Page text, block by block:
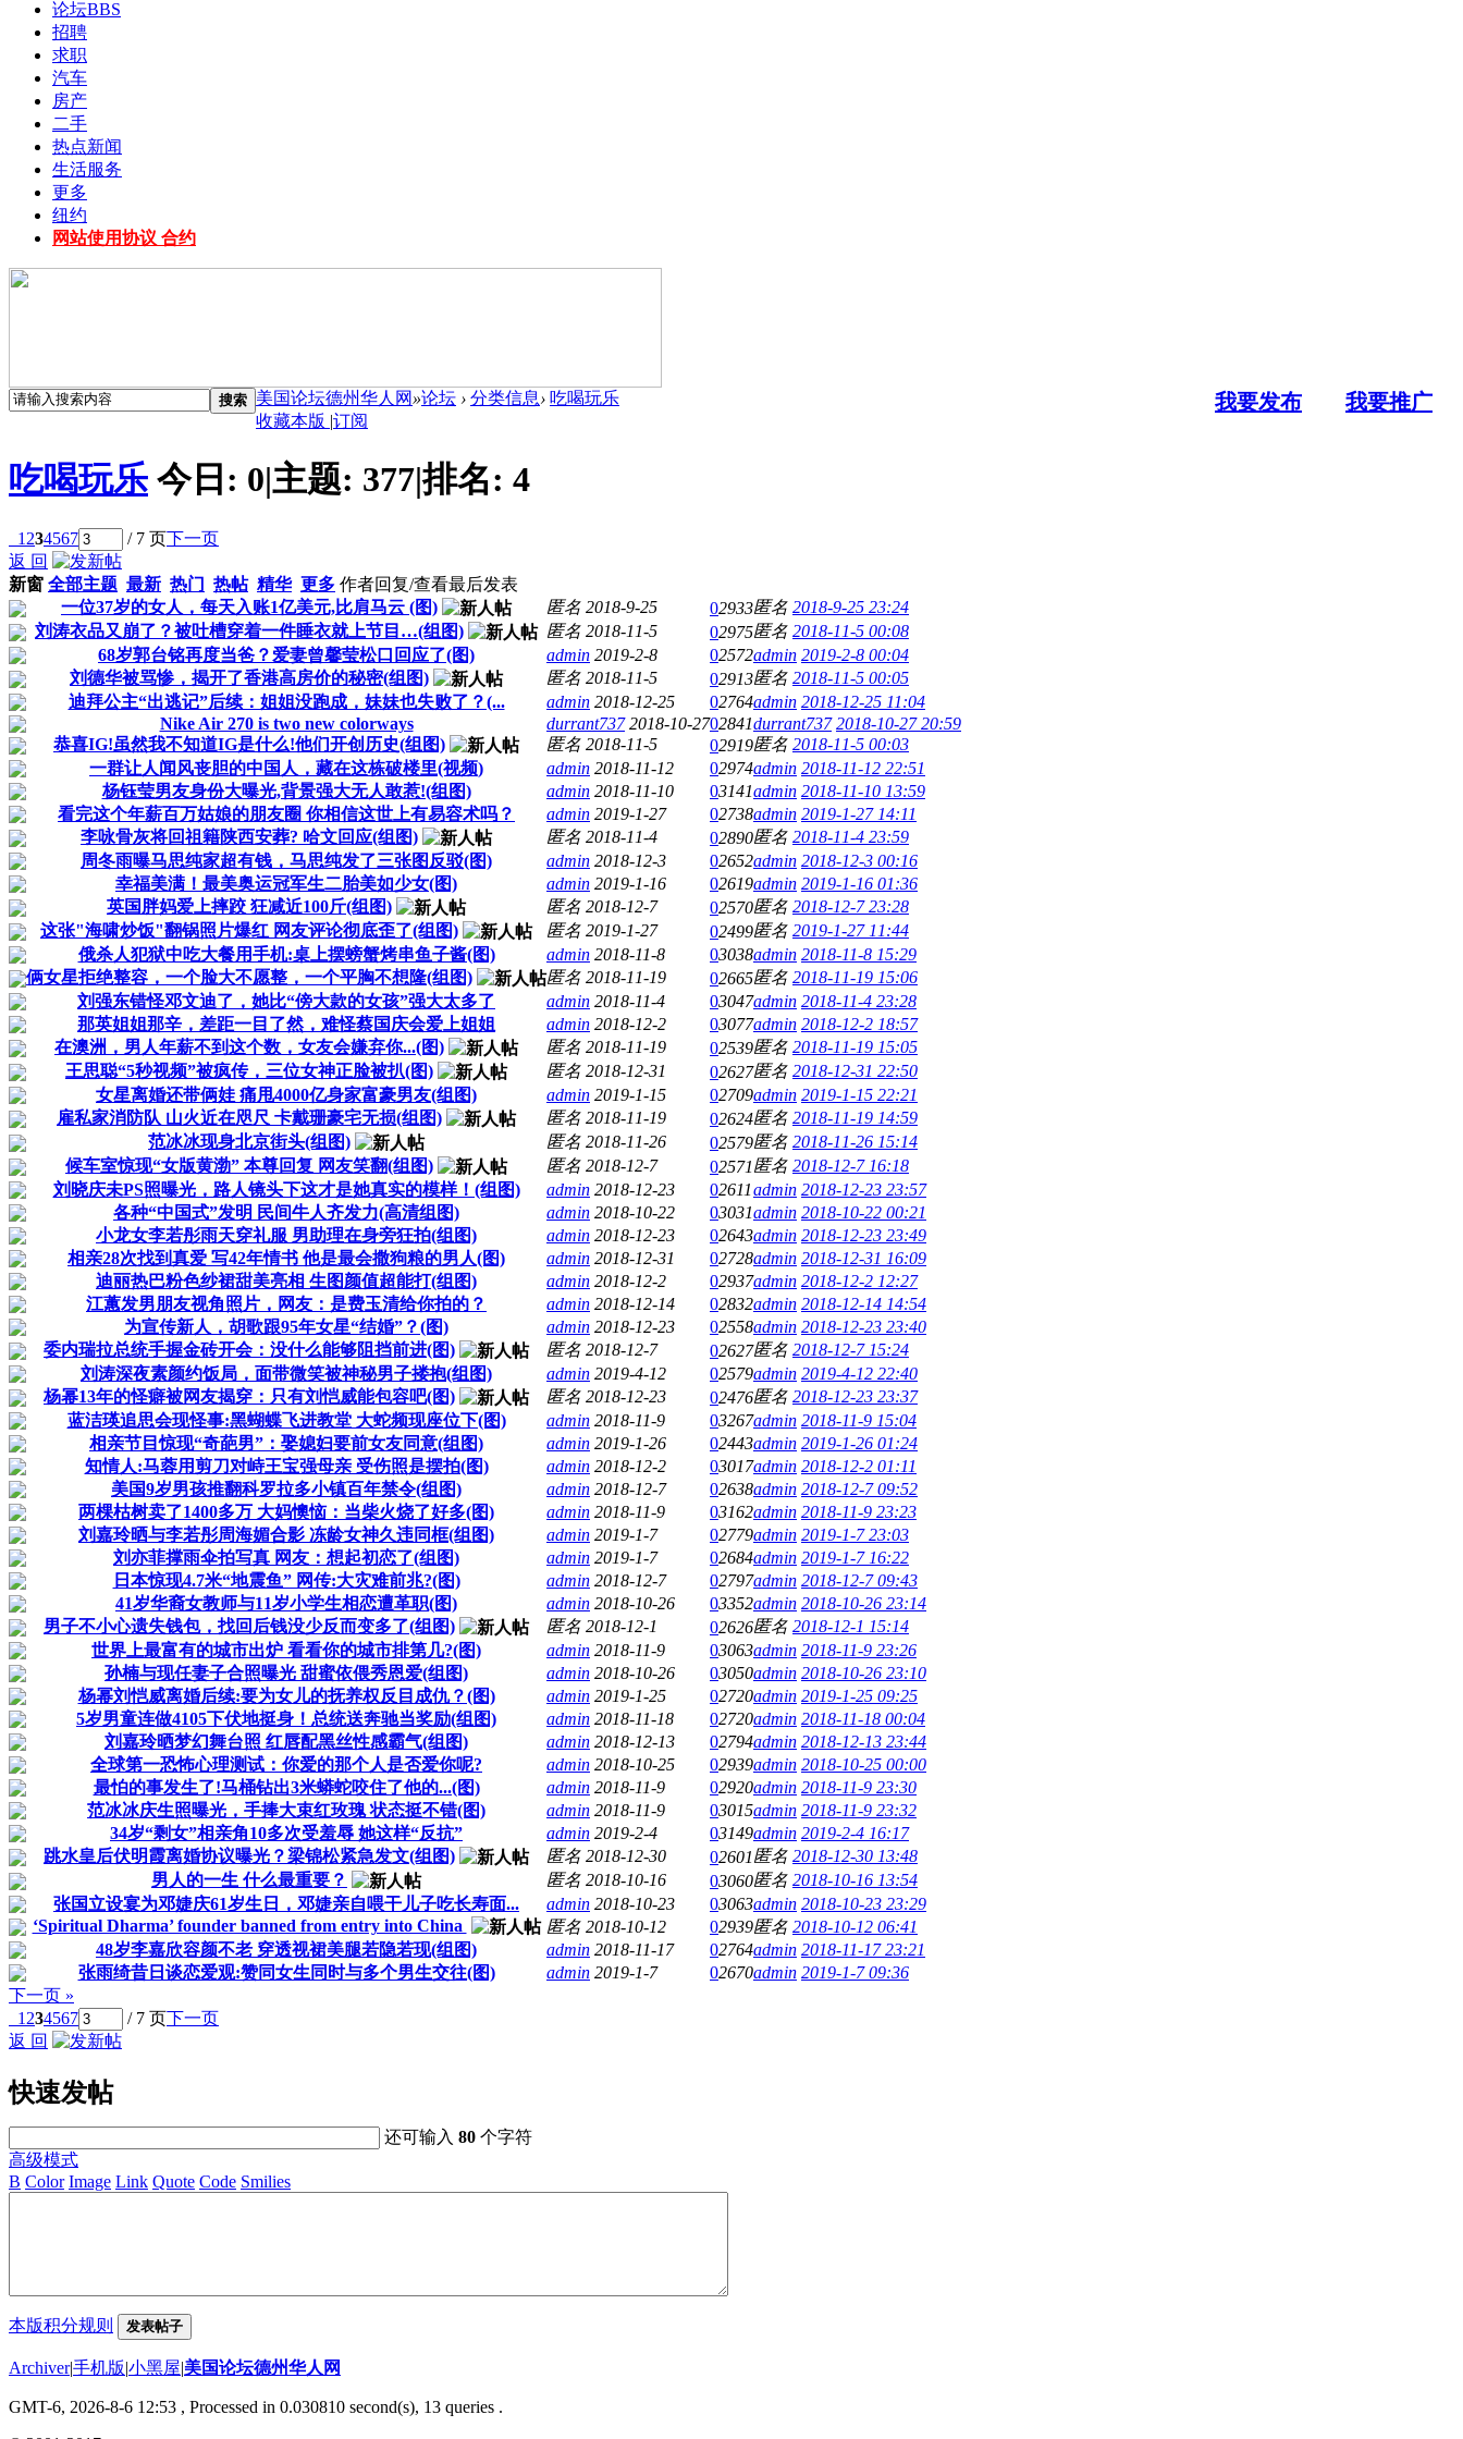
论坛BBS
招聘
求职
汽车
房产
二手
热点新闻
生活服务
更多
纽约
网站使用协议 合约
搜索 我要发布 我要推广
美国论坛德州华人网 »论坛 › 分类信息› 吃喝玩乐
收藏本版 |订阅
吃喝玩乐 今日: 0|主题: 377|排名: 4
1 234567 / 7 页下一页
返 回
新窗 全部主题 最新 热门 热帖 精华 更多 作者回复/查看最后发表
一位37岁的女人，每天入账1亿美元,比肩马云 (图)
匿名 2018-9-25 02933匿名 2018-9-25 23:24
刘涛衣品又崩了？被吐槽穿着一件睡衣就上节目…(组图)
匿名 2018-11-5 02975匿名 2018-11-5 00:08
68岁郭台铭再度当爸？爱妻曾馨莹松口回应了(图)
admin 2019-2-8 02572admin 2019-2-8 00:04
刘德华被骂惨，揭开了香港高房价的秘密(组图)
匿名 2018-11-5 02913匿名 2018-11-5 00:05
迪拜公主“出逃记”后续：姐姐没跑成，妹妹也失败了？(...
admin 2018-12-25 02764admin 2018-12-25 11:04
Nike Air 270 is two new colorways
durrant737 2018-10-2702841durrant737 2018-10-27 20:59
恭喜IG!虽然我不知道IG是什么!他们开创历史(组图)
匿名 2018-11-5 02919匿名 2018-11-5 00:03
一群让人闻风丧胆的中国人，藏在这栋破楼里(视频)
admin 2018-11-12 02974admin 2018-11-12 22:51
杨钰莹男友身份大曝光,背景强大无人敢惹!(组图)
admin 2018-11-10 03141admin 2018-11-10 13:59
看完这个年薪百万姑娘的朋友圈 你相信这世上有易容术吗？
admin 2019-1-27 02738admin 2019-1-27 14:11
李咏骨灰将回祖籍陕西安葬? 哈文回应(组图)
匿名 2018-11-4 02890匿名 2018-11-4 23:59
周冬雨曝马思纯家超有钱，马思纯发了三张图反驳(图)
admin 2018-12-3 02652admin 2018-12-3 00:16
幸福美满！最美奥运冠军生二胎美如少女(图)
admin 2019-1-16 02619admin 2019-1-16 01:36
英国胖妈爱上摔跤 狂减近100斤(组图)
匿名 2018-12-7 02570匿名 2018-12-7 23:28
这张"海啸炒饭"翻锅照片爆红 网友评论彻底歪了(组图)
匿名 2019-1-27 02499匿名 2019-1-27 11:44
俄杀人犯狱中吃大餐用手机:桌上摆螃蟹烤串鱼子酱(图)
admin 2018-11-8 03038admin 2018-11-8 15:29
俩女星拒绝整容，一个脸大不愿整，一个平胸不想隆(组图)
匿名 2018-11-19 02665匿名 2018-11-19 15:06
刘强东错怪邓文迪了，她比“傍大款的女孩”强大太多了
admin 2018-11-4 03047admin 2018-11-4 23:28
那英姐姐那辛，差距一目了然，难怪蔡国庆会爱上姐姐
admin 2018-12-2 03077admin 2018-12-2 18:57
在澳洲，男人年薪不到这个数，女友会嫌弃你...(图)
匿名 2018-11-19 02539匿名 2018-11-19 15:05
王思聪“5秒视频”被疯传，三位女神正脸被扒(图)
匿名 2018-12-31 02627匿名 2018-12-31 22:50
女星离婚还带俩娃 痛甩4000亿身家富豪男友(组图)
admin 2019-1-15 02709admin 2019-1-15 22:21
雇私家消防队 山火近在咫尺 卡戴珊豪宅无损(组图)
匿名 2018-11-19 02624匿名 2018-11-19 14:59
范冰冰现身北京街头(组图)
匿名 2018-11-26 02579匿名 2018-11-26 15:14
候车室惊现“女版黄渤” 本尊回复 网友笑翻(组图)
匿名 2018-12-7 02571匿名 2018-12-7 16:18
刘晓庆未PS照曝光，路人镜头下这才是她真实的模样！(组图)
admin 2018-12-23 02611admin 2018-12-23 23:57
各种“中国式”发明 民间牛人齐发力(高清组图)
admin 2018-10-22 03031admin 2018-10-22 00:21
小龙女李若彤雨天穿礼服 男助理在身旁狂拍(组图)
admin 2018-12-23 02643admin 2018-12-23 23:49
相亲28次找到真爱 写42年情书 他是最会撒狗粮的男人(图)
admin 2018-12-31 02728admin 2018-12-31 16:09
迪丽热巴粉色纱裙甜美亮相 生图颜值超能打(组图)
admin 2018-12-2 02937admin 2018-12-2 12:27
江蕙发男朋友视角照片，网友：是费玉清给你拍的？
admin 2018-12-14 02832admin 2018-12-14 14:54
为宣传新人，胡歌跟95年女星“结婚”？(图)
admin 2018-12-23 02558admin 2018-12-23 23:40
委内瑞拉总统手握金砖开会：没什么能够阻挡前进(图)
匿名 2018-12-7 02627匿名 2018-12-7 15:24
刘涛深夜素颜约饭局，面带微笑被神秘男子搂抱(组图)
admin 2019-4-12 02579admin 2019-4-12 22:40
杨幂13年的怪癖被网友揭穿：只有刘恺威能包容吧(图)
匿名 2018-12-23 02476匿名 2018-12-23 23:37
蓝洁瑛追思会现怪事:黑蝴蝶飞进教堂 大蛇频现座位下(图)
admin 2018-11-9 03267admin 2018-11-9 15:04
相亲节目惊现“奇葩男”：娶媳妇要前女友同意(组图)
admin 2019-1-26 02443admin 2019-1-26 01:24
知情人:马蓉用剪刀对峙王宝强母亲 受伤照是摆拍(图)
admin 2018-12-2 03017admin 2018-12-2 01:11
美国9岁男孩推翻科罗拉多小镇百年禁令(组图)
admin 2018-12-7 02638admin 2018-12-7 09:52
两棵枯树卖了1400多万 大妈懊恼：当柴火烧了好多(图)
admin 2018-11-9 03162admin 2018-11-9 23:23
刘嘉玲晒与李若彤周海媚合影 冻龄女神久违同框(组图)
admin 2019-1-7 02779admin 2019-1-7 23:03
刘亦菲撑雨伞拍写真 网友：想起初恋了(组图)
admin 2019-1-7 02684admin 2019-1-7 16:22
日本惊现4.7米“地震鱼” 网传:大灾难前兆?(图)
admin 2018-12-7 02797admin 2018-12-7 09:43
41岁华裔女教师与11岁小学生相恋遭革职(图)
admin 2018-10-26 03352admin 2018-10-26 23:14
男子不小心遗失钱包，找回后钱没少反而变多了(组图)
匿名 2018-12-1 02626匿名 2018-12-1 15:14
世界上最富有的城市出炉 看看你的城市排第几?(图)
admin 2018-11-9 03063admin 2018-11-9 23:26
孙楠与现任妻子合照曝光 甜蜜依偎秀恩爱(组图)
admin 2018-10-26 03050admin 2018-10-26 23:10
杨幂刘恺威离婚后续:要为女儿的抚养权反目成仇？(图)
admin 2019-1-25 02720admin 2019-1-25 09:25
5岁男童连做4105下伏地挺身！总统送奔驰当奖励(组图)
admin 2018-11-18 02720admin 2018-11-18 00:04
刘嘉玲晒梦幻舞台照 红唇配黑丝性感霸气(组图)
admin 2018-12-13 02794admin 2018-12-13 23:44
全球第一恐怖心理测试：你爱的那个人是否爱你呢?
admin 2018-10-25 02939admin 2018-10-25 00:00
最怕的事发生了!马桶钻出3米蟒蛇咬住了他的...(图)
admin 2018-11-9 02920admin 2018-11-9 23:30
范冰冰庆生照曝光，手捧大束红玫瑰 状态挺不错(图)
admin 2018-11-9 03015admin 2018-11-9 23:32
34岁“剩女”相亲角10多次受羞辱 她这样“反抗”
admin 2019-2-4 03149admin 2019-2-4 16:17
跳水皇后伏明霞离婚协议曝光？梁锦松紧急发文(组图)
匿名 2018-12-30 02601匿名 2018-12-30 13:48
男人的一生 什么最重要？
匿名 2018-10-16 03060匿名 2018-10-16 13:54
张国立设宴为邓婕庆61岁生日，邓婕亲自喂干儿子吃长寿面...
admin 2018-10-23 03063admin 2018-10-23 23:29
‘Spiritual Dharma’ founder banned from entry into China
匿名 2018-10-12 02939匿名 2018-10-12 06:41
48岁李嘉欣容颜不老 穿透视裙美腿若隐若现(组图)
admin 2018-11-17 02764admin 2018-11-17 23:21
张雨绮昔日谈恋爱观:赞同女生同时与多个男生交往(图)
admin 2019-1-7 02670admin 2019-1-7 09:36
下一页 »
1 234567 / 7 页下一页
返 回
快速发帖
还可输入80 个字符
高级模式
B Color Image Link Quote Code Smilies
本版积分规则 发表帖子
Archiver|手机版|小黑屋|美国论坛德州华人网
GMT-6, 2026-8-6 12:53 , Processed in 0.030810 second(s), 13 queries .